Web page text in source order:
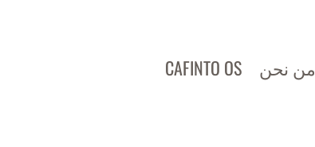
من نحن CAFINTO OS